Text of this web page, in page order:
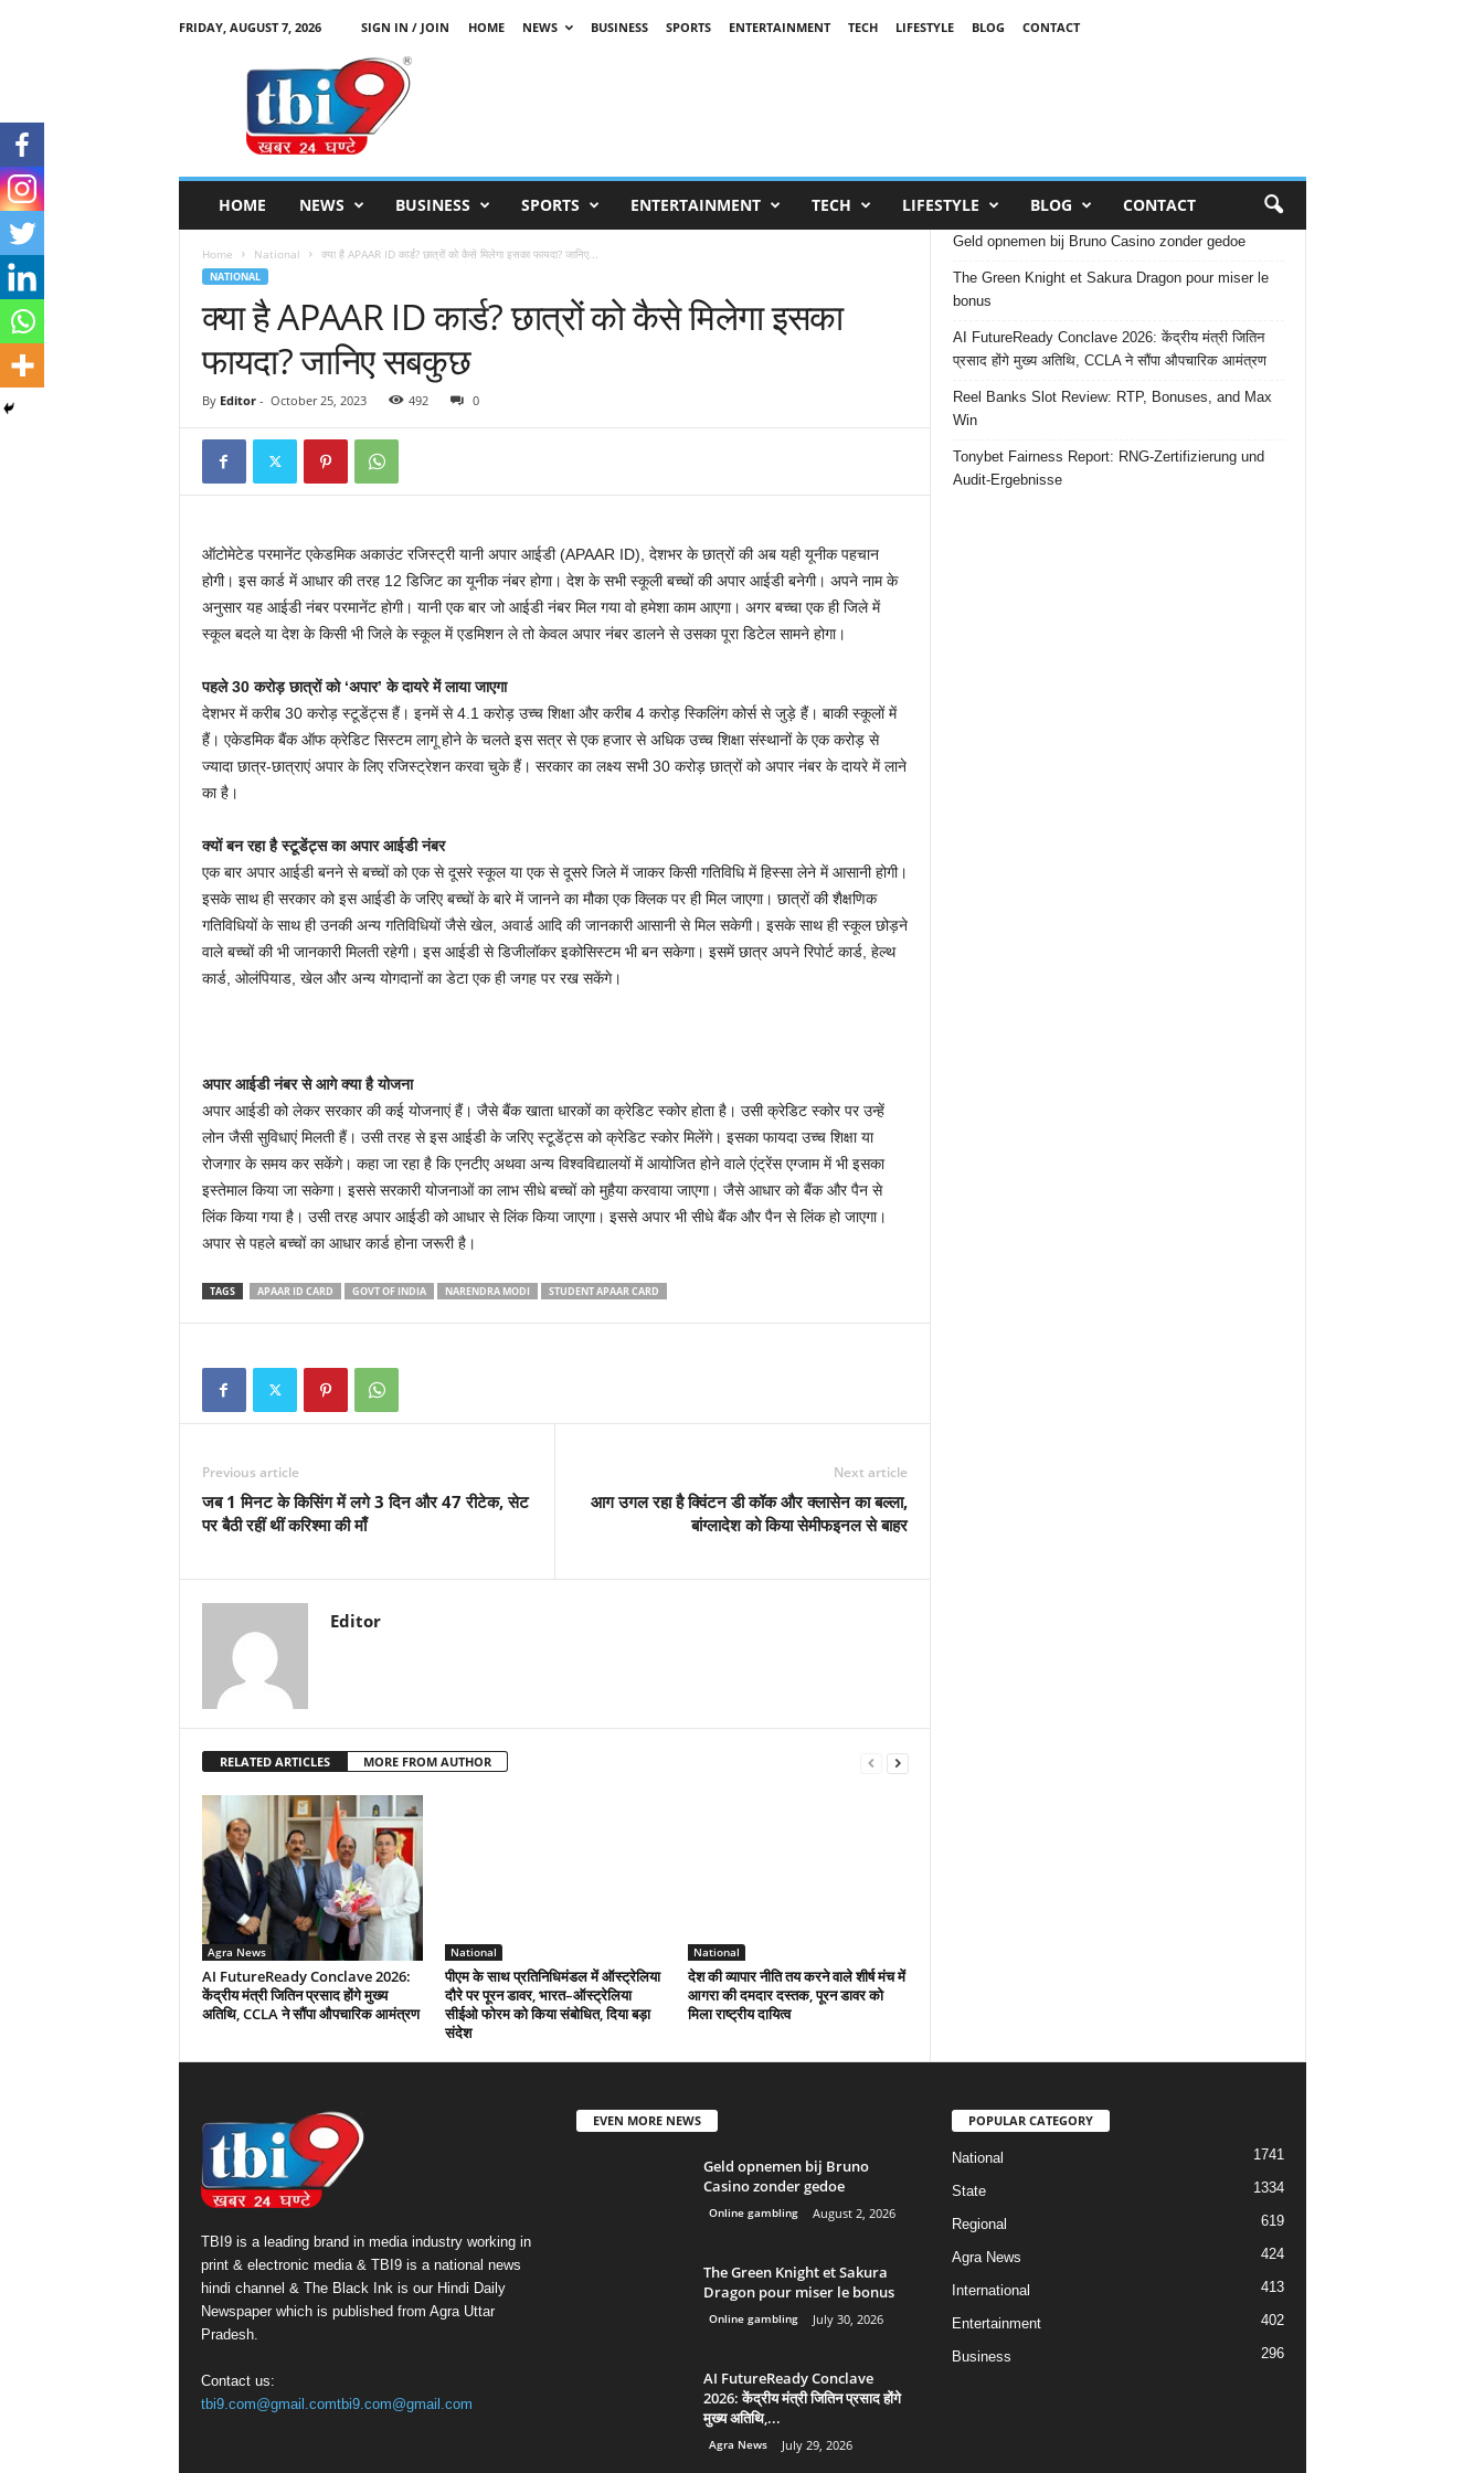
FRIDAY, AUGUST 7, 2026 SIGN IN / JOIN HOME NEWS BUSINESS SPORTS ENTERTAINMENT TECH LIFESTYLE BLOG
CONTACT
HOME NEWS BUSINESS SPORTS ENTERTAINMENT TECH LIFESTYLE BLOG CONTACT
Home National क्या है APAAR ID कार्ड? छात्रों को कैसे मिलेगा इसका फायदा? जानिए...
NATIONAL
क्या है APAAR ID कार्ड? छात्रों को कैसे मिलेगा इसका
फायदा? जानिए सबकुछ
By Editor- October 25, 2023 492 0
ऑटोमेटेड परमानेंट एकेडमिक अकाउंट रजिस्ट्री यानी अपार आईडी (APAAR ID), देशभर के छात्रों की अब यही यूनीक पहचान
होगी। इस कार्ड में आधार की तरह 12 डिजिट का यूनीक नंबर होगा। देश के सभी स्कूली बच्चों की अपार आईडी बनेगी। अपने नाम के
अनुसार यह आईडी नंबर परमानेंट होगी। यानी एक बार जो आईडी नंबर मिल गया वो हमेशा काम आएगा। अगर बच्चा एक ही जिले में
स्कूल बदले या देश के किसी भी जिले के स्कूल में एडमिशन ले तो केवल अपार नंबर डालने से उसका पूरा डिटेल सामने होगा।
पहले 30 करोड़ छात्रों को ‘अपार’ के दायरे में लाया जाएगा
देशभर में करीब 30 करोड़ स्टूडेंट्स हैं। इनमें से 4.1 करोड़ उच्च शिक्षा और करीब 4 करोड़ स्किलिंग कोर्स से जुड़े हैं। बाकी स्कूलों में
हैं। एकेडमिक बैंक ऑफ क्रेडिट सिस्टम लागू होने के चलते इस सत्र से एक हजार से अधिक उच्च शिक्षा संस्थानों के एक करोड़ से
ज्यादा छात्र-छात्राएं अपार के लिए रजिस्ट्रेशन करवा चुके हैं। सरकार का लक्ष्य सभी 30 करोड़ छात्रों को अपार नंबर के दायरे में लाने
का है।
क्यों बन रहा है स्टूडेंट्स का अपार आईडी नंबर
एक बार अपार आईडी बनने से बच्चों को एक से दूसरे स्कूल या एक से दूसरे जिले में जाकर किसी गतिविधि में हिस्सा लेने में आसानी होगी।
इसके साथ ही सरकार को इस आईडी के जरिए बच्चों के बारे में जानने का मौका एक क्लिक पर ही मिल जाएगा। छात्रों की शैक्षणिक
गतिविधियों के साथ ही उनकी अन्य गतिविधियों जैसे खेल, अवार्ड आदि की जानकारी आसानी से मिल सकेगी। इसके साथ ही स्कूल छोड़ने
वाले बच्चों की भी जानकारी मिलती रहेगी। इस आईडी से डिजीलॉकर इकोसिस्टम भी बन सकेगा। इसमें छात्र अपने रिपोर्ट कार्ड, हेल्थ
कार्ड, ओलंपियाड, खेल और अन्य योगदानों का डेटा एक ही जगह पर रख सकेंगे।
अपार आईडी नंबर से आगे क्या है योजना
अपार आईडी को लेकर सरकार की कई योजनाएं हैं। जैसे बैंक खाता धारकों का क्रेडिट स्कोर होता है। उसी क्रेडिट स्कोर पर उन्हें
लोन जैसी सुविधाएं मिलती हैं। उसी तरह से इस आईडी के जरिए स्टूडेंट्स को क्रेडिट स्कोर मिलेंगे। इसका फायदा उच्च शिक्षा या
रोजगार के समय कर सकेंगे। कहा जा रहा है कि एनटीए अथवा अन्य विश्वविद्यालयों में आयोजित होने वाले एंट्रेंस एग्जाम में भी इसका
इस्तेमाल किया जा सकेगा। इससे सरकारी योजनाओं का लाभ सीधे बच्चों को मुहैया करवाया जाएगा। जैसे आधार को बैंक और पैन से
लिंक किया गया है। उसी तरह अपार आईडी को आधार से लिंक किया जाएगा। इससे अपार भी सीधे बैंक और पैन से लिंक हो जाएगा।
अपार से पहले बच्चों का आधार कार्ड होना जरूरी है।
TAGS APAAR ID CARD GOVT OF INDIA NARENDRA MODI STUDENT APAAR CARD
Previous article
जब 1 मिनट के किसिंग में लगे 3 दिन और 47 रीटेक, सेट
पर बैठी रहीं थीं करिश्मा की माँ
Next article
आग उगल रहा है क्विंटन डी कॉक और क्लासेन का बल्ला,
बांग्लादेश को किया सेमीफइनल से बाहर
Editor
RELATED ARTICLES MORE FROM AUTHOR
Agra News
AI FutureReady Conclave 2026:
केंद्रीय मंत्री जितिन प्रसाद होंगे मुख्य
अतिथि, CCLA ने सौंपा औपचारिक आमंत्रण
National
पीएम के साथ प्रतिनिधिमंडल में ऑस्ट्रेलिया
दौरे पर पूरन डावर, भारत–ऑस्ट्रेलिया
सीईओ फोरम को किया संबोधित, दिया बड़ा
संदेश
National
देश की व्यापार नीति तय करने वाले शीर्ष मंच में
आगरा की दमदार दस्तक, पूरन डावर को
मिला राष्ट्रीय दायित्व
Geld opnemen bij Bruno Casino zonder gedoe
The Green Knight et Sakura Dragon pour miser le
bonus
AI FutureReady Conclave 2026: केंद्रीय मंत्री जितिन
प्रसाद होंगे मुख्य अतिथि, CCLA ने सौंपा औपचारिक आमंत्रण
Reel Banks Slot Review: RTP, Bonuses, and Max
Win
Tonybet Fairness Report: RNG-Zertifizierung und
Audit-Ergebnisse
TBI9 is a leading brand in media industry working in
print & electronic media & TBI9 is a national news
hindi channel & The Black Ink is our Hindi Daily
Newspaper which is published from Agra Uttar
Pradesh.
Contact us:
tbi9.com@gmail.comtbi9.com@gmail.com
EVEN MORE NEWS
Geld opnemen bij Bruno
Casino zonder gedoe
Online gambling August 2, 2026
The Green Knight et Sakura
Dragon pour miser le bonus
Online gambling July 30, 2026
AI FutureReady Conclave
2026: केंद्रीय मंत्री जितिन प्रसाद होंगे
मुख्य अतिथि,...
Agra News July 29, 2026
POPULAR CATEGORY
National 1741
State 1334
Regional 619
Agra News 424
International 413
Entertainment 402
Business 296